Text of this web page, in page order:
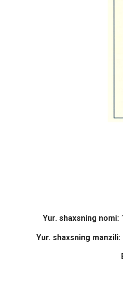
Yur. shaxsning nomi:
Yur. shaxsning manzili: